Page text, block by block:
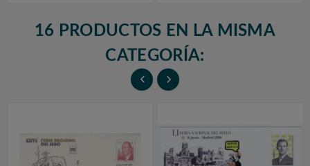
16 PRODUCTOS EN LA MISMA
CATEGORÍA:
 